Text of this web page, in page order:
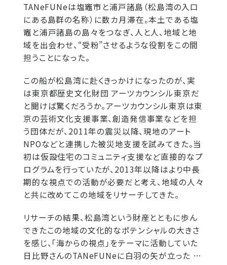
TANeFUNeは塩竈市と浦戸諸島（松島湾の入口
にある島群の名称）に数カ月滞在。本土である塩
竈と浦戸諸島の島々をつなぎ、人と人、地域と地
域を出会わせ、“受粉”させるような役割をこの間
担うことになった。
この船が松島湾に赴くきっかけになったのが、実
は東京都歴史文化財団 アーツカウンシル東京だ
と聞けば驚くだろうか。アーツカウンシル東京は東
京の芸術文化支援事業、創造発信事業などを担
う団体だが、2011年の震災以降、現地のアート
NPOなどと連携した被災地支援を試みてきた。当
初は仮設住宅のコミュニティ支援など直接的なプ
ログラムを行っていたが、2013年以降はより中長
期的な視点での活動が必要だと考え、地域の人々
と共に改めてこの地域をリサーチしてきた。
リサーチの結果、松島湾という財産とともに歩ん
できたこの地域の文化的なポテンシャルの大きさ
を感じ、「海からの視点」をテーマに活動していた
日比野さんのTANeFUNeに白羽の矢が立った …